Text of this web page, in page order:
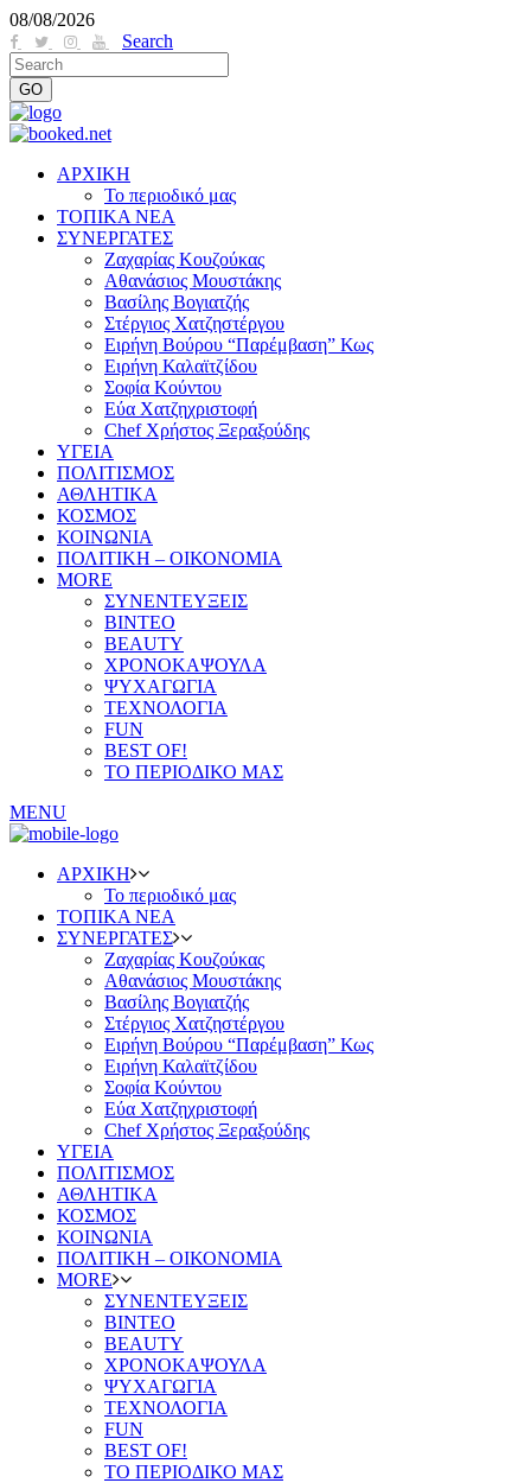
08/08/2026
Search
ΑΡΧΙΚΗ
Το περιοδικό μας
ΤΟΠΙΚΑ ΝΕΑ
ΣΥΝΕΡΓΑΤΕΣ
Ζαχαρίας Κουζούκας
Αθανάσιος Μουστάκης
Βασίλης Βογιατζής
Στέργιος Χατζηστέργου
Ειρήνη Βούρου “Παρέμβαση” Κως
Ειρήνη Καλαϊτζίδου
Σοφία Κούντου
Εύα Χατζηχριστοφή
Chef Χρήστος Ξεραξούδης
ΥΓΕΙΑ
ΠΟΛΙΤΙΣΜΟΣ
ΑΘΛΗΤΙΚΑ
ΚΟΣΜΟΣ
ΚΟΙΝΩΝΙΑ
ΠΟΛΙΤΙΚΗ – ΟΙΚΟΝΟΜΙΑ
MORE
ΣΥΝΕΝΤΕΥΞΕΙΣ
ΒΙΝΤΕΟ
BEAUTY
ΧΡΟΝΟΚΑΨΟΥΛΑ
ΨΥΧΑΓΩΓΙΑ
ΤΕΧΝΟΛΟΓΙΑ
FUN
BEST OF!
ΤΟ ΠΕΡΙΟΔΙΚΟ ΜΑΣ
MENU
ΑΡΧΙΚΗ
Το περιοδικό μας
ΤΟΠΙΚΑ ΝΕΑ
ΣΥΝΕΡΓΑΤΕΣ
Ζαχαρίας Κουζούκας
Αθανάσιος Μουστάκης
Βασίλης Βογιατζής
Στέργιος Χατζηστέργου
Ειρήνη Βούρου “Παρέμβαση” Κως
Ειρήνη Καλαϊτζίδου
Σοφία Κούντου
Εύα Χατζηχριστοφή
Chef Χρήστος Ξεραξούδης
ΥΓΕΙΑ
ΠΟΛΙΤΙΣΜΟΣ
ΑΘΛΗΤΙΚΑ
ΚΟΣΜΟΣ
ΚΟΙΝΩΝΙΑ
ΠΟΛΙΤΙΚΗ – ΟΙΚΟΝΟΜΙΑ
MORE
ΣΥΝΕΝΤΕΥΞΕΙΣ
ΒΙΝΤΕΟ
BEAUTY
ΧΡΟΝΟΚΑΨΟΥΛΑ
ΨΥΧΑΓΩΓΙΑ
ΤΕΧΝΟΛΟΓΙΑ
FUN
BEST OF!
ΤΟ ΠΕΡΙΟΔΙΚΟ ΜΑΣ